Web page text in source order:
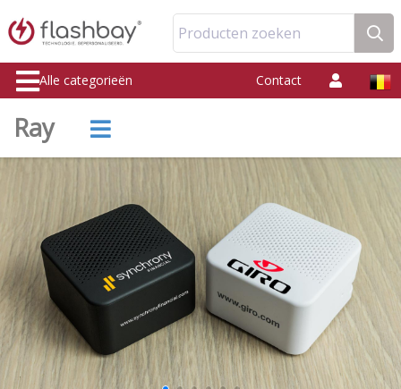
Producten zoeken
Alle categorieën Contact
Ray